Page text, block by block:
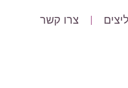
צרו קשר